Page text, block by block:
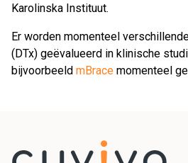
Karolinska Instituut.
Er worden momenteel
(DTx) geëvalueerd in klinische
bijvoorbeeld mBrace momenteel